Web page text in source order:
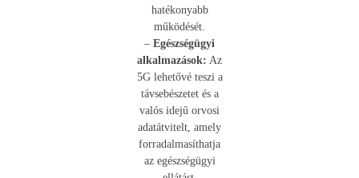
hatékonyabb
működését.
– Egészségügyi
alkalmazások: Az
5G lehetővé teszi a
távsebészetet és a
valós idejű orvosi
adatátvitelt, amely
forradalmasíthatja
az egészségügyi